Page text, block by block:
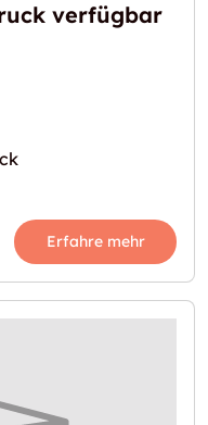
verfügbar
Erfahre mehr